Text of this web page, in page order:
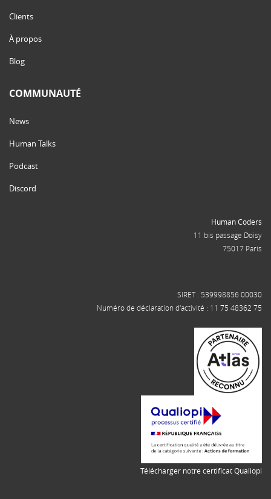
Clients
À propos
Blog
COMMUNAUTÉ
News
Human Talks
Podcast
Discord
Human Coders
11 bis passage Doisy
75017 Paris
SIRET : 539998856 00030
Numéro de déclaration d'activité : 11 75 48362 75
Télécharger notre certificat Qualiopi